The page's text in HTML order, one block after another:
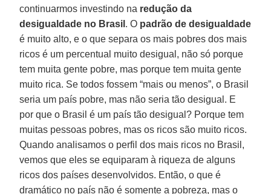
continuarmos investindo na redução da
desigualdade no Brasil . O padrão de desigualdade
é muito alto, e o que separa os mais pobres dos mais
ricos é um percentual muito desigual, não só porque
tem muita gente pobre, mas porque tem muita gente
muito rica. Se todos fossem “mais ou menos”, o Brasil
seria um país pobre, mas não seria tão desigual. E
por que o Brasil é um país tão desigual? Porque tem
muitas pessoas pobres, mas os ricos são muito ricos.
Quando analisamos o perfil dos mais ricos no Brasil,
vemos que eles se equiparam à riqueza de alguns
ricos dos países desenvolvidos. Então, o que é
dramático no país não é somente a pobreza, mas o